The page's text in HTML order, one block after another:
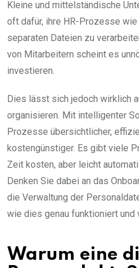
Kleine und mittelständische
oft dafür, ihre HR-Prozesse
separaten Dateien zu
von Mitarbeitern scheint es
investieren.
Dies lässt sich jedoch wirklich
organisieren. Mit intelligenter
Prozesse übersichtlicher,
kostengünstiger. Es gibt viele
Zeit kosten, aber leicht
Denken Sie dabei an das
die Verwaltung der
wie dies genau funktioniert und
Warum eine